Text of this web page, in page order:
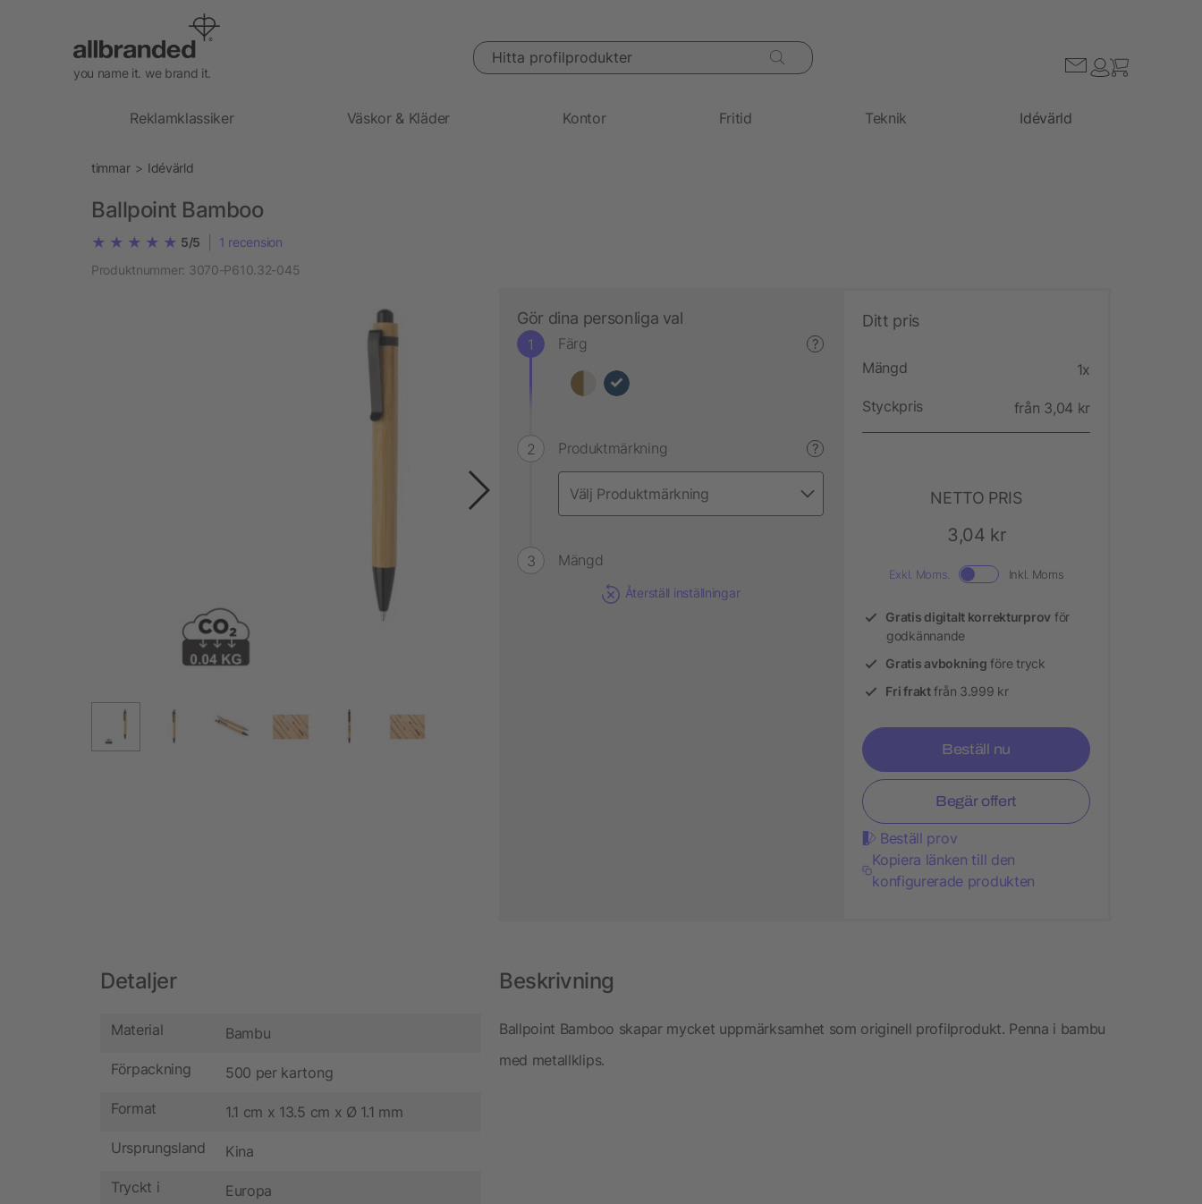
you name it. we brand it.
Hitta profilprodukter
Reklamklassiker Väskor & Kläder Kontor Fritid Teknik Idévärld
timmar Idévärld
Ballpoint Bamboo
5/5 1 recension
Produktnummer: 3070-P610.32-045
Gör dina personliga val
Färg ?
Produktmärkning ?
Mängd
Återställ inställningar
Ditt pris
Mängd 1x
Styckpris från 3,04 kr
NETTO PRIS
3,04 kr
Exkl. Moms. Inkl. Moms
Gratis digitalt korrekturprov för
godkännande
Gratis avbokning före tryck
Fri fraktfrån 3.999 kr
Beställ nu
Begär offert
Beställ prov
Kopiera länken till den
konfigurerade produkten
Detaljer
Material Bambu
Förpackning 500 per kartong
Format 1.1 cm x 13.5 cm x Ø 1.1 mm
Ursprungsland Kina
Tryckt i Europa
Beskrivning
Ballpoint Bamboo skapar mycket uppmärksamhet som originell profilprodukt. Penna i bambu
med metallklips.